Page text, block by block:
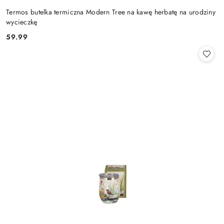
Termos butelka termiczna Modern Tree na kawę herbatę na urodziny
wycieczkę
Cena:
59.99